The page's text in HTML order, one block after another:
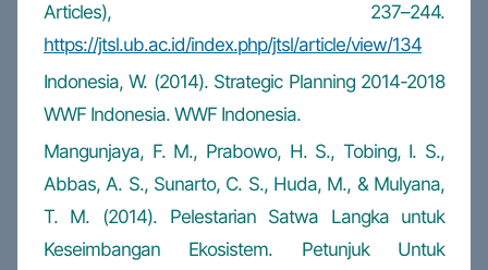
Articles), 237–244.
https://jtsl.ub.ac.id/index.php/jtsl/article/view/134
Indonesia, W. (2014). Strategic Planning 2014-2018
WWF Indonesia. WWF Indonesia.
Mangunjaya, F. M., Prabowo, H. S., Tobing, I. S.,
Abbas, A. S., Sunarto, C. S., Huda, M., & Mulyana,
T. M. (2014). Pelestarian Satwa Langka untuk
Keseimbangan Ekosistem. Petunjuk Untuk